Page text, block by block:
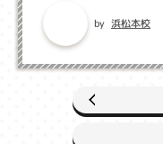
by 浜松本校